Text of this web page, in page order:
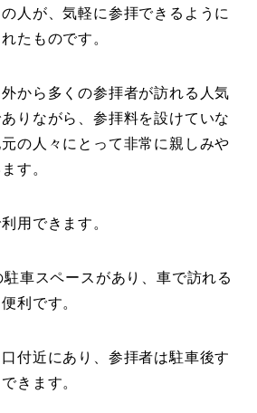
人が、気軽に参拝できるように
たものです。
から多くの参拝者が訪れる人気
りながら、参拝料を設けていな
の人々にとって非常に親しみや
す。
用できます。
車スペースがあり、車で訪れる
利です。
付近にあり、参拝者は駐車後す
きます。